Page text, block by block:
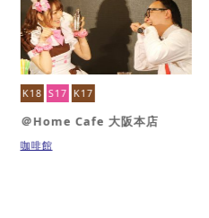
K18 S17 K17
＠Home Cafe 大阪本店
咖啡館